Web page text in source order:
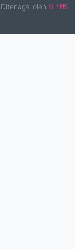
Ditenagai oleh SLiMS